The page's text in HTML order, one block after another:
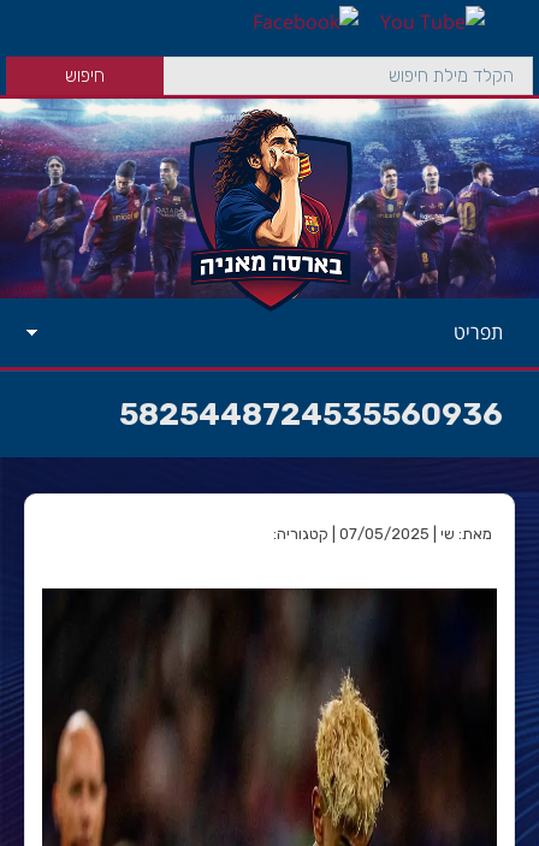
תפריט
5825448724535560936
מאת: שי | 07/05/2025 | קטגוריה: